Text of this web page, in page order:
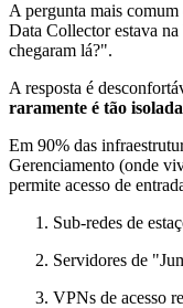
A pergunta mais
Data Collector estava
chegaram lá?".
A resposta é
raramente é tão
Em 90% das
Gerenciamento (onde
permite acesso de
Sub-redes de
Servidores de
VPNs de acesso